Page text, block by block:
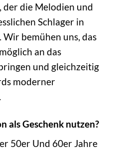
der die Melodien und
Schlager in
bemühen uns, das
an das
und gleichzeitig
moderner
als Geschenk nutzen?
50er Und 60er Jahre